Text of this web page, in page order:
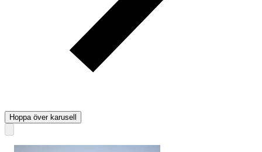
Hoppa över karusell